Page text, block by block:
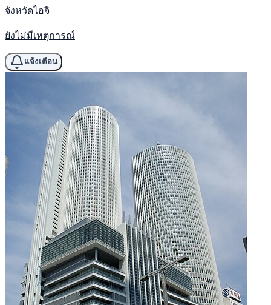
จังหวัดไอจิ
ยังไม่มีเหตุการณ์
แจ้งเตือน